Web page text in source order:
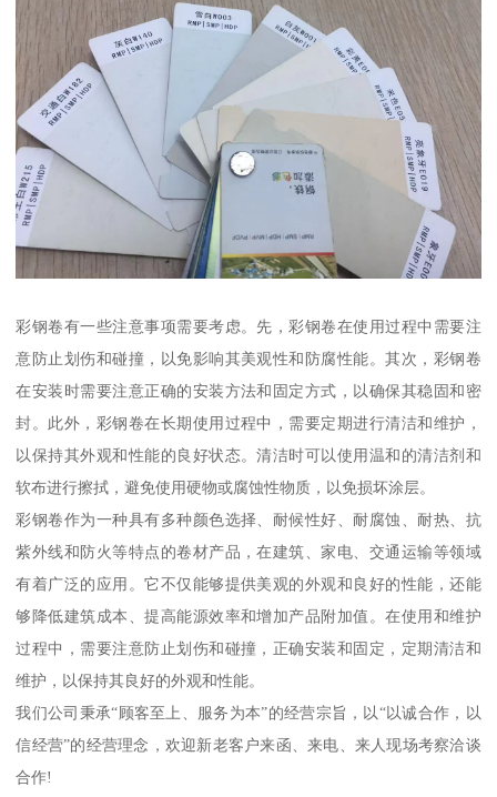
彩钢卷有一些注意事项需要考虑。先，彩钢卷在使用过程中需要注
意防止划伤和碰撞，以免影响其美观性和防腐性能。其次，彩钢卷
在安装时需要注意正确的安装方法和固定方式，以确保其稳固和密
封。此外，彩钢卷在长期使用过程中，需要定期进行清洁和维护，
以保持其外观和性能的良好状态。清洁时可以使用温和的清洁剂和
软布进行擦拭，避免使用硬物或腐蚀性物质，以免损坏涂层。
彩钢卷作为一种具有多种颜色选择、耐候性好、耐腐蚀、耐热、抗
紫外线和防火等特点的卷材产品，在建筑、家电、交通运输等领域
有着广泛的应用。它不仅能够提供美观的外观和良好的性能，还能
够降低建筑成本、提高能源效率和增加产品附加值。在使用和维护
过程中，需要注意防止划伤和碰撞，正确安装和固定，定期清洁和
维护，以保持其良好的外观和性能。
我们公司秉承“顾客至上、服务为本”的经营宗旨，以“以诚合作，以
信经营”的经营理念，欢迎新老客户来函、来电、来人现场考察洽谈
合作!